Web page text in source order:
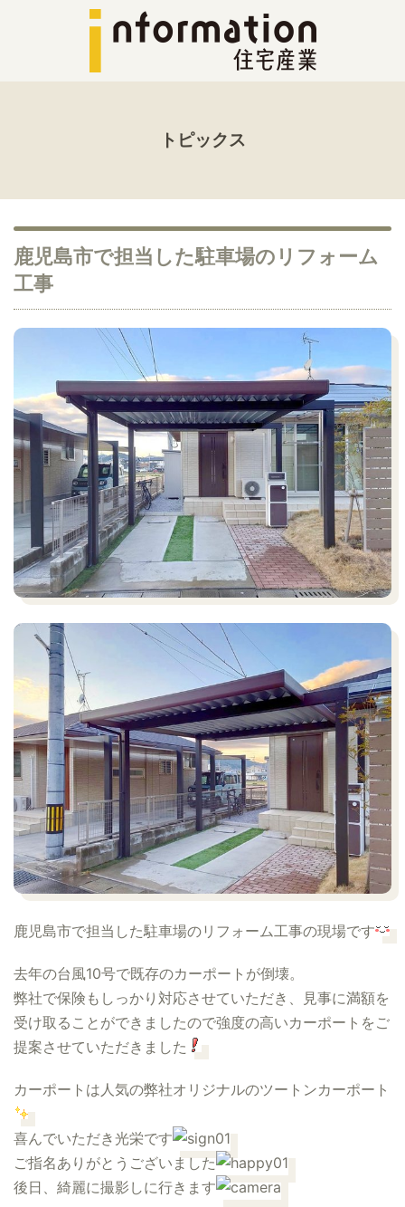
トピックス
鹿児島市で担当した駐車場のリフォーム
工事
鹿児島市で担当した駐車場のリフォーム工事の現場です
去年の台風10号で既存のカーポートが倒壊。
弊社で保険もしっかり対応させていただき、見事に満額を
受け取ることができましたので強度の高いカーポートをご
提案させていただきました
カーポートは人気の弊社オリジナルのツートンカーポート
喜んでいただき光栄です
ご指名ありがとうございました
後日、綺麗に撮影しに行きます